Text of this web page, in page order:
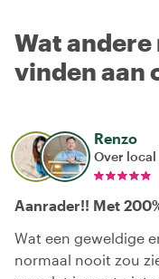
Wat
vinden aan
Renzo
Over local
Aanrader!! Met
Wat een geweldige
normaal nooit zou